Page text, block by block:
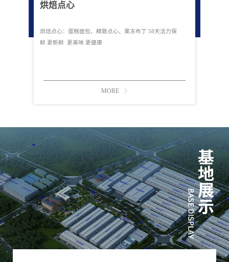
烘焙点心
烘焙点心：蛋糕面包、精致点心、果冻布丁 58天活力保
鲜 更新鲜 更美味 更健康
MORE